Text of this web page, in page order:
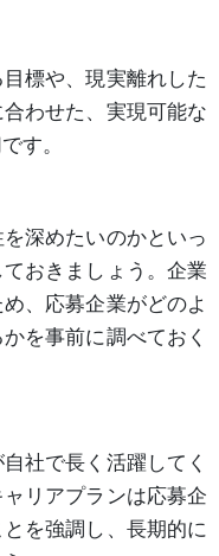
標や、現実離れした
わせた、実現可能な
す。
深めたいのかといっ
おきましょう。企業
、応募企業がどのよ
を事前に調べておく
社で長く活躍してく
リアプランは応募企
を強調し、長期的に